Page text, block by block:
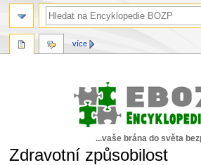
...vaše brána do světa
Zdravotní způsobilost
více